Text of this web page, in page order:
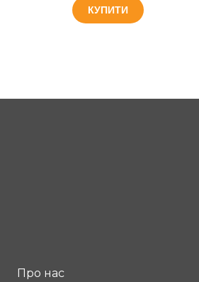
КУПИТИ
Про нас